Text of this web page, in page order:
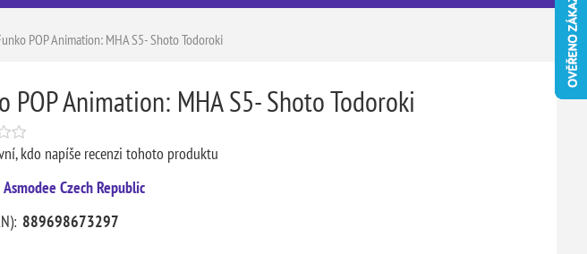
POP Animation: MHA S5- Shoto Todoroki
POP Animation: MHA S5- Shoto Todoroki
kdo napíše recenzi tohoto produktu
Asmodee Czech Republic
889698673297